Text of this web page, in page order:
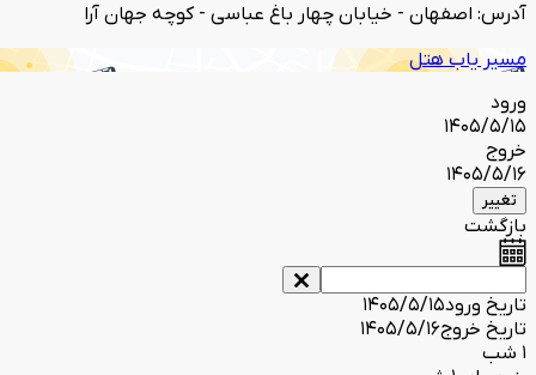
آدرس: اصفهان - خیابان چهار باغ عباسی - کوچه جهان آرا
مسیر یاب هتل
ورود
1405/5/15
خروج
1405/5/16
تغییر
بازگشت
تاریخ ورود1405/5/15
تاریخ خروج1405/5/16
1 شب